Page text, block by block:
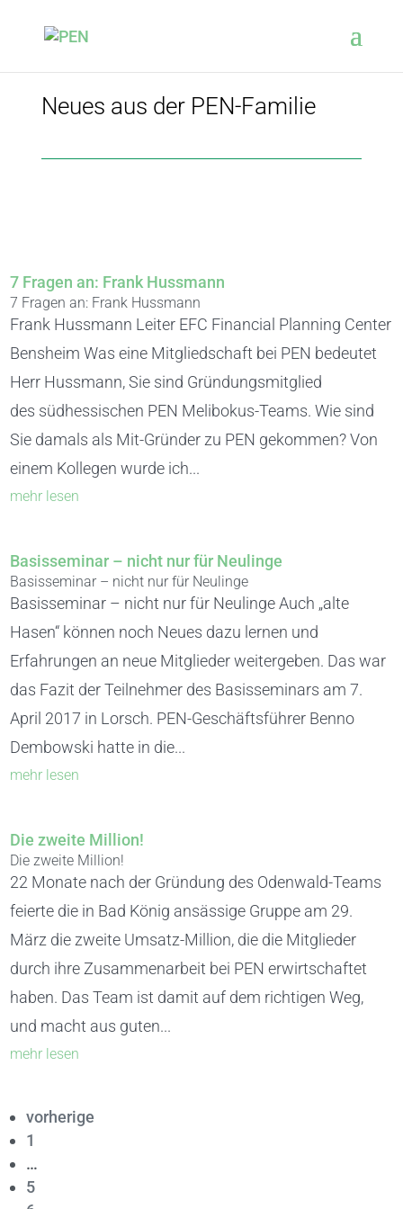
Neues aus der PEN-Familie
7 Fragen an: Frank Hussmann
7 Fragen an: Frank Hussmann
Frank Hussmann Leiter EFC Financial Planning Center
Bensheim Was eine Mitgliedschaft bei PEN bedeutet
Herr Hussmann, Sie sind Gründungsmitglied
des südhessischen PEN Melibokus-Teams. Wie sind
Sie damals als Mit-Gründer zu PEN gekommen? Von
einem Kollegen wurde ich...
mehr lesen
Basisseminar – nicht nur für Neulinge
Basisseminar – nicht nur für Neulinge
Basisseminar – nicht nur für Neulinge Auch „alte
Hasen“ können noch Neues dazu lernen und
Erfahrungen an neue Mitglieder weitergeben. Das war
das Fazit der Teilnehmer des Basisseminars am 7.
April 2017 in Lorsch. PEN-Geschäftsführer Benno
Dembowski hatte in die...
mehr lesen
Die zweite Million!
Die zweite Million!
22 Monate nach der Gründung des Odenwald-Teams
feierte die in Bad König ansässige Gruppe am 29.
März die zweite Umsatz-Million, die die Mitglieder
durch ihre Zusammenarbeit bei PEN erwirtschaftet
haben. Das Team ist damit auf dem richtigen Weg,
und macht aus guten...
mehr lesen
vorherige
1
…
5